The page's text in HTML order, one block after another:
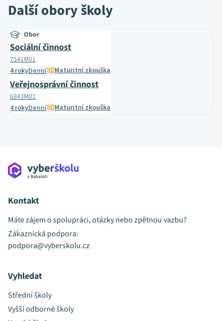
Další obory školy
Obor
Sociální činnost
7541M01
4 rokyDenní Maturitní zkouška
Veřejnosprávní činnost
6843M01
4 rokyDenní Maturitní zkouška
Kontakt
Máte zájem o spolupráci, otázky nebo zpětnou vazbu?
Zákaznická podpora:
podpora@vyberskolu.cz
Vyhledat
Střední školy
Vyšší odborné školy